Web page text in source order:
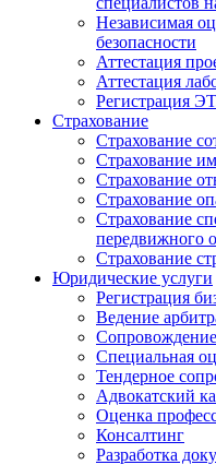
Независимая
безопасности
Аттестация
Аттестация
Регистрация
Страхование
Страхование
Страхование
Страхование
Страхование
Страхование
передвижного
Страхование
Юридические услуги
Регистрация
Ведение
Сопровождение
Специальная
Тендерное
Адвокатский
Оценка
Консалтинг
Разработка